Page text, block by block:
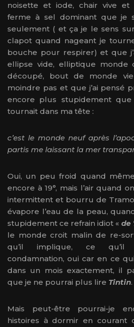
noisette et iode, chair vive
ferme à sel dominant que je
seulement ( et ça je le sens
clapot quand nageant je
bouche pour respirer) et que
ellipse vide, elliptique monde
découpé, bout de monde
moindre pas et que j’ai pensé
encore plus stupidement
tournait dans ma tête :
c’est le monde neuf après
partis me laissant la mer
Oui, un peu froid quand
encore à 19°, mais l’air quand
intermittent et bourru de
évapore l’eau de la peau,
stupidement ce refrain idiot «de
le monde croit malin de re-
qu’il implique, ce qu’il
condamnation, oui car en ce
dans un mois exactement, il
que je ne pourrai plus lire Tintin.
Mais peut-être pourrai-je
histoires à dormir en courant